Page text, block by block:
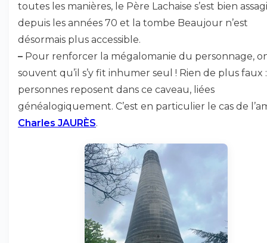
toutes les manières, le Père Lachaise s’est bien assagi
depuis les années 70 et la tombe Beaujour n’est
désormais plus accessible.
– Pour renforcer la mégalomanie du personnage,
souvent qu’il s’y fit inhumer seul ! Rien de plus faux
personnes reposent dans ce caveau, liées
généalogiquement. C’est en particulier le cas de
Charles JAURÈS.